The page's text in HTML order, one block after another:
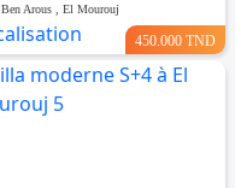
Ben Arous , El Mourouj
450.000 TND